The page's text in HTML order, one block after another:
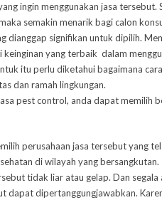
ingin menggunakan jasa tersebut.
semakin menarik bagi calon
dianggap signifikan untuk dipilih.
keinginan yang terbaik dalam
itu perlu diketahui bagaimana
dan ramah lingkungan.
pest control, anda dapat memilih
perusahaan jasa tersebut yang
di wilayah yang
tidak liar atau gelap. Dan
dapat dipertanggungjawabkan.